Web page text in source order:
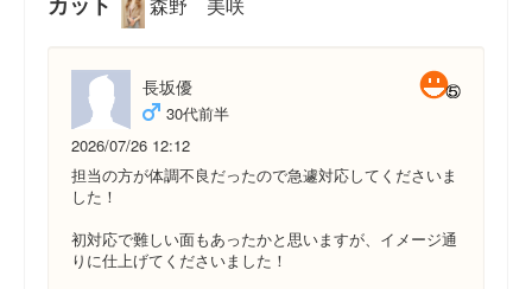
長坂優
30代前半
2026/07/26 12:12
担当の方が体調不良だったので急遽対応してくださいま
した！
初対応で難しい面もあったかと思いますが、イメージ通
りに仕上げてくださいました！